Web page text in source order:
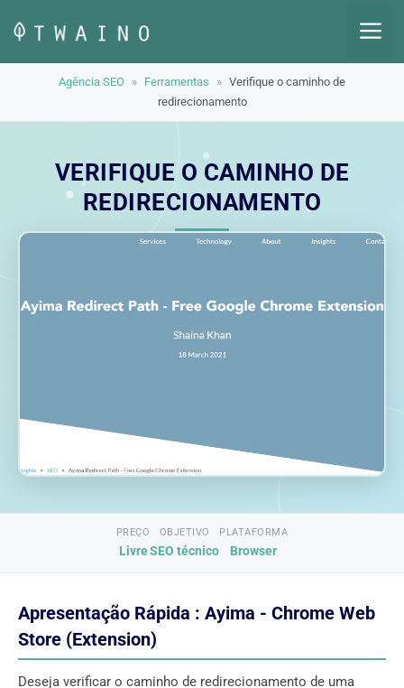
para
o
Agência SEO » Ferramentas » Verifique o caminho de
redirecionamento
VERIFIQUE O CAMINHO DE
REDIRECIONAMENTO
PREÇO
Livre
OBJETIVO
SEO técnico
PLATAFORMA
Browser
Apresentação Rápida : Ayima - Chrome Web
Store (Extension)
Deseja verificar o caminho de redirecionamento de uma